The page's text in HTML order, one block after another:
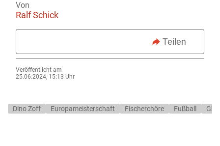
Von
Ralf Schick
Teilen
Veröffentlicht am
25.06.2024, 15:13 Uhr
Dino Zoff Europameisterschaft Fischerchöre Fußball